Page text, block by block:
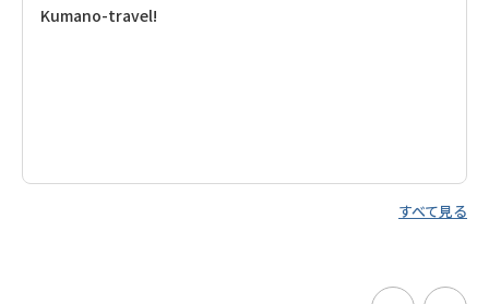
Kumano-travel!
すべて見る